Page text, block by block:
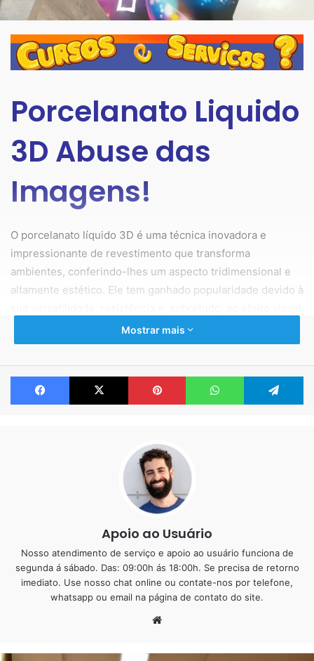
Porcelanato Liquido
3D Abuse das
Imagens!
O porcelanato líquido 3D é uma técnica inovadora e
impressionante de revestimento que transforma
ambientes, conferindo-lhes um aspecto tridimensional e
altamente estético. Ele tem ganhado popularidade devido à
Realizamos um projeto de porcelanato líquido 3D na
cidade de Jundiaí, atendendo a um pedido especial: a
criação de um piso temático com a imagem de um
unicórnio para o quarto.
Uma dica importante para garantir a qualidade do trabalho
Mostrar mais
Facebook X Pinterest WhatsApp
Apoio ao Usuário
Nosso atendimento de serviço e apoio ao usuário funciona de
segunda á sábado. Das: 09:00h ás 18:00h. Se precisa de retorno
imediato. Use nosso chat online ou contate-nos por telefone,
whatsapp ou email na página de contato do site.